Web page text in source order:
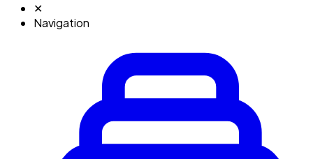
✕
Navigation